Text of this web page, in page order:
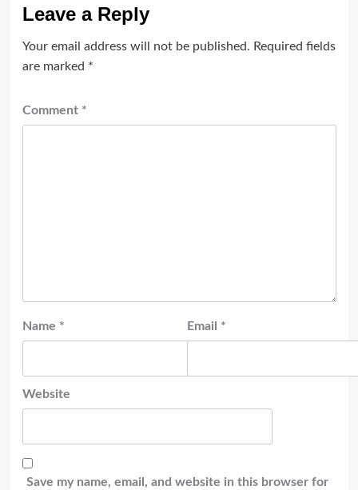
Leave a Reply
Your email address will not be published. Required fields
are marked *
Comment *
Name * Email *
Website
Save my name, email, and website in this browser for